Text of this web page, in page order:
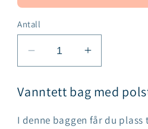
Antall
Senk
antallet
DiveR
dykkebag
Øk
antallet
DiveR
dykkebag
Vanntett bag med
I denne baggen får du